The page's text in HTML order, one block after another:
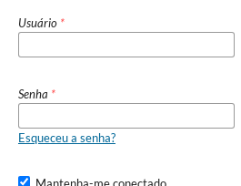
Usuário *
Senha *
Esqueceu a senha?